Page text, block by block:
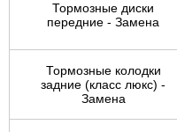
Тормозные диски
передние - Замена
Тормозные колодки
задние (класс люкс) -
Замена